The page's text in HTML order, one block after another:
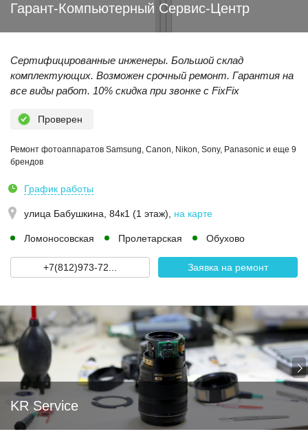
Гарант-Компьютерный Сервис-Центр
Сертифицированные инженеры. Большой склад
комплектующих. Возможен срочный ремонт. Гарантия на
все виды работ. 10% скидка при звонке с FixFix
Проверен
Ремонт фотоаппаратов Samsung, Canon, Nikon, Sony, Panasonic и еще 9
брендов
График работы
улица Бабушкина, 84к1 (1 этаж) на карте
Ломоносовская Пролетарская Обухово
+7(812)973-72... Заявка на ремонт
KR Service